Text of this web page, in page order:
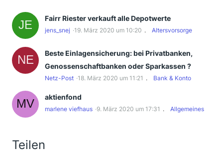
Fairr Riester verkauft alle Depotwerte
jens_snej 19. März 2020 um 10:20 Altersvorsorge
Beste Einlagensicherung: bei Privatbanken,
Genossenschaftbanken oder Sparkassen ?
Netz-Post 18. März 2020 um 11:21 Bank & Konto
aktienfond
marlene viefhaus 9. März 2020 um 17:31 Allgemeines
Teilen